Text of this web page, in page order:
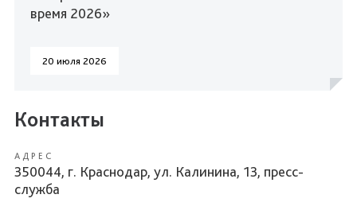
время 2026»
20 июля 2026
Контакты
АДРЕС
350044, г. Краснодар, ул. Калинина, 13, пресс-
служба